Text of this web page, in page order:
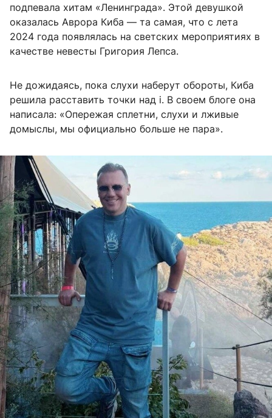
подпевала хитам «Ленинграда». Этой девушкой
оказалась Аврора Киба — та самая, что с лета
2024 года появлялась на светских мероприятиях в
качестве невесты Григория Лепса.
Не дожидаясь, пока слухи наберут обороты, Киба
решила расставить точки над i. В своем блоге она
написала: «Опережая сплетни, слухи и лживые
домыслы, мы официально больше не пара».